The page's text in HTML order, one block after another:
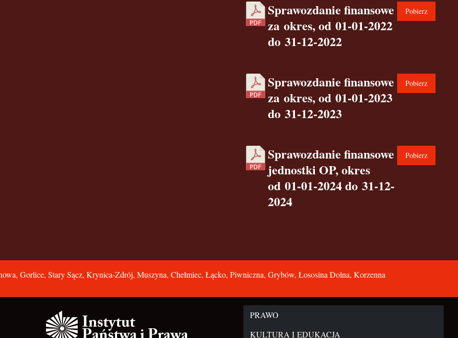
Sprawozdanie finansowe
za okres, od 01-01-2022
do 31-12-2022
Pobierz
Sprawozdanie finansowe
za okres, od 01-01-2023
do 31-12-2023
Pobierz
Sprawozdanie finansowe
jednostki OP, okres
od 01-01-2024 do 31-12-
2024
Pobierz
Gorlice, Stary Sącz, Krynica-Zdrój, Muszyna, Chełmiec, Łącko, Piwniczna, Grybów, Łososina Dolna, Korzenna
PRAWO
KULTURA I EDUKACJA